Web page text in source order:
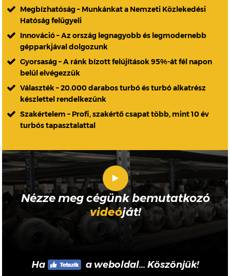
Megbízhatóság – Munkánkat a Nemzeti Közlekedési
Hatóság felügyeli
Innováció – Az ország legnagyobb és legmodernebb
gépparkjával dolgozunk
Gyorsaság – A ránk bízott felújítások 95%-át fél napon
belül elvégezzük
Választék – 20.000 darabos turbó és turbó alkatrész
készlettel rendelkezünk
Szakértelem – Profi, szakértő csapat több, mint 10 év
turbós tapasztalattal
Nézze meg cégünk bemutatkozó
videóját!
Ha a weboldal... Köszönjük!